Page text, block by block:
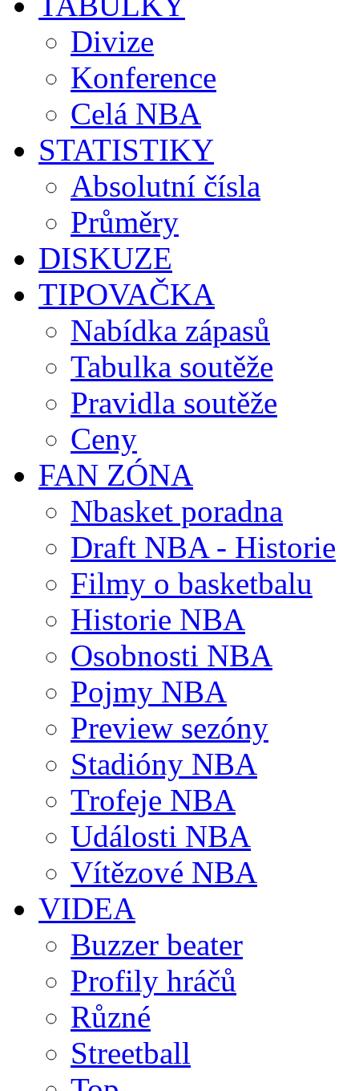
Divize
Konference
Celá NBA
STATISTIKY
Absolutní čísla
Průměry
DISKUZE
TIPOVAČKA
Nabídka zápasů
Tabulka soutěže
Pravidla soutěže
Ceny
FAN ZÓNA
Nbasket poradna
Draft NBA - Historie
Filmy o basketbalu
Historie NBA
Osobnosti NBA
Pojmy NBA
Preview sezóny
Stadióny NBA
Trofeje NBA
Události NBA
Vítězové NBA
VIDEA
Buzzer beater
Profily hráčů
Různé
Streetball